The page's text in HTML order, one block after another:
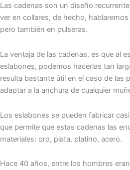
Las cadenas son un diseño
ver en collares, de hecho,
pero también en pulseras.
La ventaja de las cadenas, es que al
eslabones, podemos hacerlas tan
resulta bastante útil en el caso de las
adaptar a la anchura de cualquier
Los eslabones se pueden fabricar
que permite que estas cadenas las
materiales: oro, plata, platino, acero.
Hace 40 años, entre los hombres